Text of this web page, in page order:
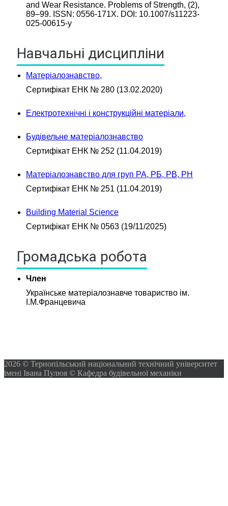
and Wear Resistance. Problems of Strength, (2),
89–99. ISSN: 0556-171X. DOI: 10.1007/s11223-
025-00615-y
Навчальні дисципліни
Матеріалознавство,
Сертифікат ЕНК № 280 (13.02.2020)
Електротехнічні і конструкційні матеріали,
Будівельне матеріалознавство
Сертифікат ЕНК № 252 (11.04.2019)
Матеріалознавство для груп РА, РБ, РВ, РН
Сертифікат ЕНК № 251 (11.04.2019)
Building Material Science
Сертифікат ЕНК № 0563 (19/11/2025)
Громадська робота
Член
Українське матеріалознавче товариство ім.
І.М.Францевича
2026 © Тернопільський національний технічний університет
імені Івана Пулюя © Кафедра будівельної механіки